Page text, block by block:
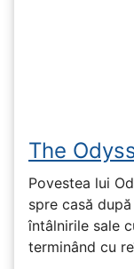
The
Povestea lui
spre casă
întâlnirile sale
terminând cu